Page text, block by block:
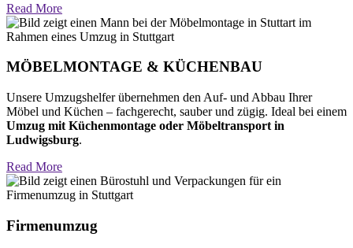
Read More
MÖBELMONTAGE & KÜCHENBAU
Unsere Umzugshelfer übernehmen den Auf- und Abbau Ihrer
Möbel und Küchen – fachgerecht, sauber und zügig. Ideal bei einem
Umzug mit Küchenmontage oder Möbeltransport in
Ludwigsburg.
Read More
Firmenumzug